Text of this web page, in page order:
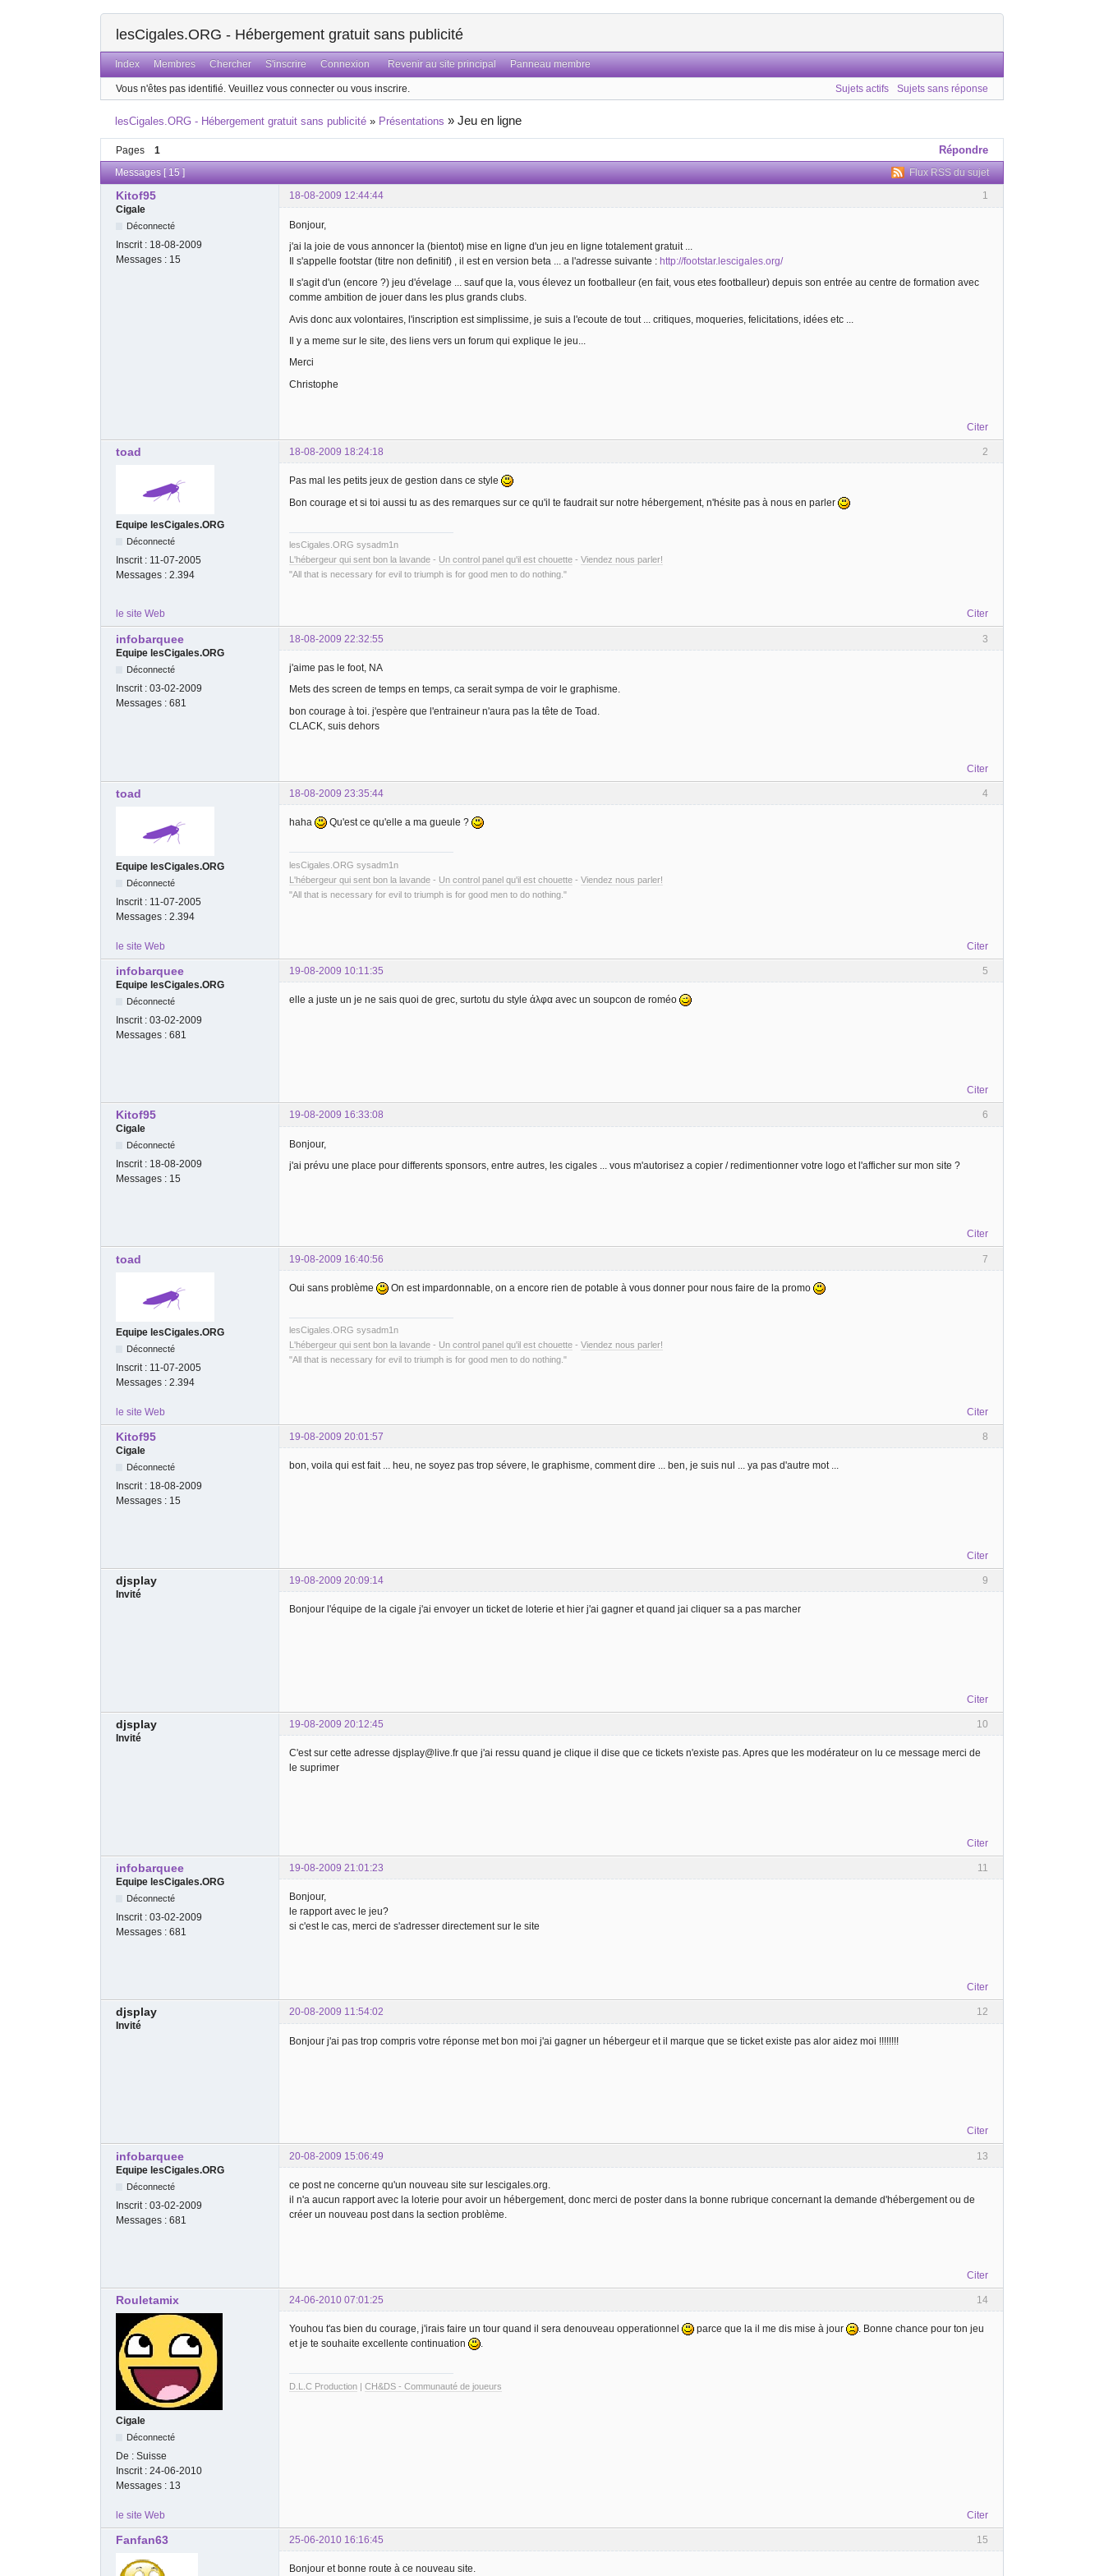
lesCigales.ORG - Hébergement gratuit sans publicité
Index Membres Chercher S'inscrire Connexion Revenir au site principal Panneau membre
Vous n'êtes pas identifié. Veuillez vous connecter ou vous inscrire. Sujets actifs Sujets sans réponse
lesCigales.ORG - Hébergement gratuit sans publicité » Présentations »Jeu en ligne
Pages 1 Répondre
Flux RSS du sujet
Messages [ 15 ]
1
Kitof95
18-08-2009 12:44:44
Cigale
Déconnecté
Inscrit : 18-08-2009
Messages : 15
Bonjour,
j'ai la joie de vous annoncer la (bientot) mise en ligne d'un jeu en ligne totalement gratuit ...
Il s'appelle footstar (titre non definitif) , il est en version beta ... a l'adresse suivante : http://footstar.lescigales.org/
Il s'agit d'un (encore ?) jeu d'évelage ... sauf que la, vous élevez un footballeur (en fait, vous etes footballeur) depuis son entrée au centre de formation avec
comme ambition de jouer dans les plus grands clubs.
Avis donc aux volontaires, l'inscription est simplissime, je suis a l'ecoute de tout ... critiques, moqueries, felicitations, idées etc ...
Il y a meme sur le site, des liens vers un forum qui explique le jeu...
Merci
Christophe
Citer
2
toad 18-08-2009 18:24:18
Equipe lesCigales.ORG
Déconnecté
Inscrit : 11-07-2005
Messages : 2.394
Pas mal les petits jeux de gestion dans ce style
Bon courage et si toi aussi tu as des remarques sur ce qu'il te faudrait sur notre hébergement, n'hésite pas à nous en parler
lesCigales.ORG sysadm1n
L'hébergeur qui sent bon la lavande - Un control panel qu'il est chouette - Viendez nous parler!
"All that is necessary for evil to triumph is for good men to do nothing."
le site Web Citer
3
infobarquee
18-08-2009 22:32:55
Equipe lesCigales.ORG
Déconnecté
Inscrit : 03-02-2009
Messages : 681
j'aime pas le foot, NA
Mets des screen de temps en temps, ca serait sympa de voir le graphisme.
bon courage à toi. j'espère que l'entraineur n'aura pas la tête de Toad.
CLACK, suis dehors
Citer
4
toad 18-08-2009 23:35:44
Equipe lesCigales.ORG
Déconnecté
Inscrit : 11-07-2005
Messages : 2.394
haha Qu'est ce qu'elle a ma gueule ?
lesCigales.ORG sysadm1n
L'hébergeur qui sent bon la lavande - Un control panel qu'il est chouette - Viendez nous parler!
"All that is necessary for evil to triumph is for good men to do nothing."
le site Web Citer
5
infobarquee
19-08-2009 10:11:35
Equipe lesCigales.ORG
Déconnecté
Inscrit : 03-02-2009
Messages : 681
elle a juste un je ne sais quoi de grec, surtotu du style άλφα avec un soupcon de roméo
Citer
6
Kitof95
19-08-2009 16:33:08
Cigale
Déconnecté
Inscrit : 18-08-2009
Messages : 15
Bonjour,
j'ai prévu une place pour differents sponsors, entre autres, les cigales ... vous m'autorisez a copier / redimentionner votre logo et l'afficher sur mon site ?
Citer
7
toad 19-08-2009 16:40:56
Equipe lesCigales.ORG
Déconnecté
Inscrit : 11-07-2005
Messages : 2.394
Oui sans problème On est impardonnable, on a encore rien de potable à vous donner pour nous faire de la promo
lesCigales.ORG sysadm1n
L'hébergeur qui sent bon la lavande - Un control panel qu'il est chouette - Viendez nous parler!
"All that is necessary for evil to triumph is for good men to do nothing."
le site Web Citer
8
Kitof95
19-08-2009 20:01:57
Cigale
Déconnecté
Inscrit : 18-08-2009
Messages : 15
bon, voila qui est fait ... heu, ne soyez pas trop sévere, le graphisme, comment dire ... ben, je suis nul ... ya pas d'autre mot ...
Citer
9
djsplay
19-08-2009 20:09:14
Invité
Bonjour l'équipe de la cigale j'ai envoyer un ticket de loterie et hier j'ai gagner et quand jai cliquer sa a pas marcher
Citer
10
djsplay
19-08-2009 20:12:45
Invité
C'est sur cette adresse djsplay@live.fr que j'ai ressu quand je clique il dise que ce tickets n'existe pas. Apres que les modérateur on lu ce message merci de
le suprimer
Citer
11
infobarquee
19-08-2009 21:01:23
Equipe lesCigales.ORG
Déconnecté
Inscrit : 03-02-2009
Messages : 681
Bonjour,
le rapport avec le jeu?
si c'est le cas, merci de s'adresser directement sur le site
Citer
12
djsplay
20-08-2009 11:54:02
Invité
Bonjour j'ai pas trop compris votre réponse met bon moi j'ai gagner un hébergeur et il marque que se ticket existe pas alor aidez moi !!!!!!!!
Citer
13
infobarquee
20-08-2009 15:06:49
Equipe lesCigales.ORG
Déconnecté
Inscrit : 03-02-2009
Messages : 681
ce post ne concerne qu'un nouveau site sur lescigales.org.
il n'a aucun rapport avec la loterie pour avoir un hébergement, donc merci de poster dans la bonne rubrique concernant la demande d'hébergement ou de
créer un nouveau post dans la section problème.
Citer
14
Rouletamix 24-06-2010 07:01:25
Cigale
Déconnecté
De : Suisse
Inscrit : 24-06-2010
Messages : 13
Youhou t'as bien du courage, j'irais faire un tour quand il sera denouveau opperationnel parce que la il me dis mise à jour
. Bonne chance pour ton jeu
et je te souhaite excellente continuation
.
D.L.C Production | CH&DS - Communauté de joueurs
le site Web Citer
15
Fanfan63 25-06-2010 16:16:45
Bonjour et bonne route à ce nouveau site.